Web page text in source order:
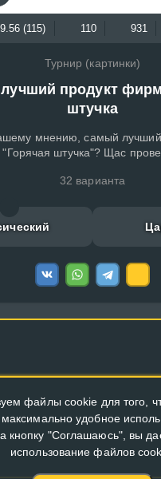
9.56 (115) 110 931
Турнир (картинки)
продукт
штучка
мнению, самый
"Горячая штучка"? Щас
32 варианта
файлы cookie для того,
удобное
кнопку "Соглашаюсь", вы
использование файлов